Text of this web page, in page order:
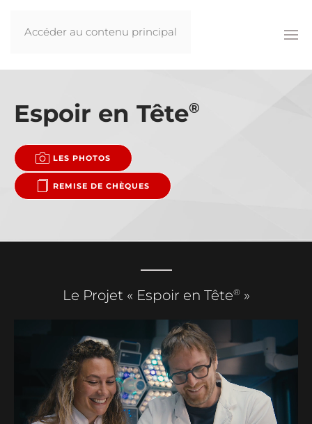
Accéder au contenu principal
Espoir en Tête®
LES PHOTOS
REMISE DE CHÈQUES
Le Projet « Espoir en Tête® »